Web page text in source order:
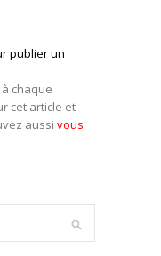
publier un
chaque
cet article et
aussi vous